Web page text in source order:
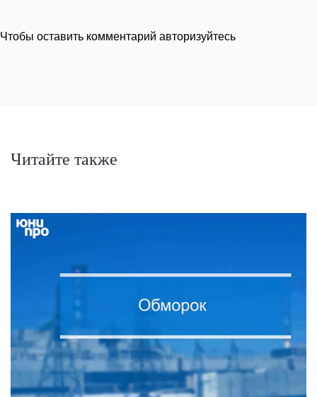
Чтобы оставить комментарий авторизуйтесь
Читайте также